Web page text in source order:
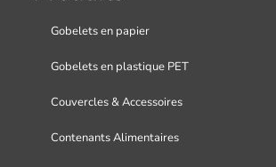
Gobelets en papier
Gobelets en plastique PET
Couvercles & Accessoires
Contenants Alimentaires